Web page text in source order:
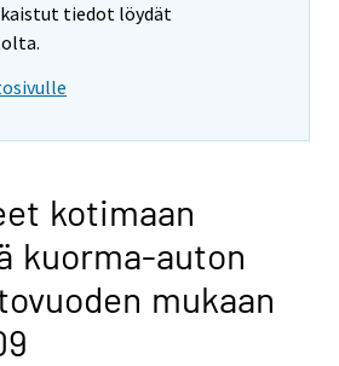
tiedot löydät
kotimaan
kuorma-auton
mukaan